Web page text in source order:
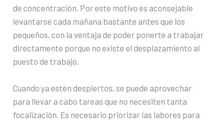
de concentración. Por este motivo es aconsejable
levantarse cada mañana bastante antes que los
pequeños, con la ventaja de poder ponerte a trabajar
directamente porque no existe el desplazamiento al
puesto de trabajo.
Cuando ya estén despiertos, se puede aprovechar
para llevar a cabo tareas que no necesiten tanta
focalización. Es necesario priorizar las labores para